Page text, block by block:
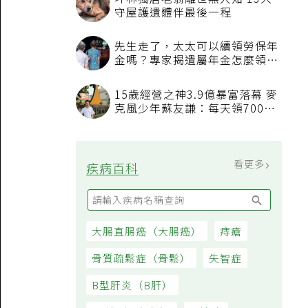
坪林獨居老翁離世無人知 13犬
守屋護遺體伴最後一程
先生走了，太太可以續領勞保年
看順位還要看資格
15歲經營之神3.9億暴富落幕 麥
疾病百科